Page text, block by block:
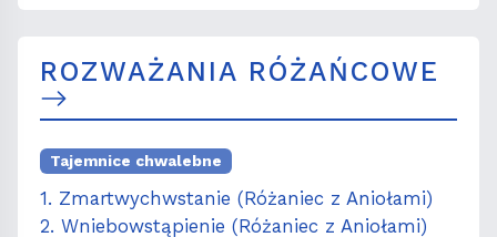
ROZWAŻANIA RÓŻAŃCOWE
Tajemnice chwalebne
1. Zmartwychwstanie (Różaniec z Aniołami)
2. Wniebowstąpienie (Różaniec z Aniołami)